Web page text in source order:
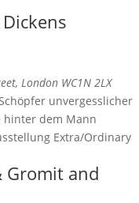
London WC1N 2LX
unvergesslicher
hinter dem Mann
Extra/Ordinary
Gromit and